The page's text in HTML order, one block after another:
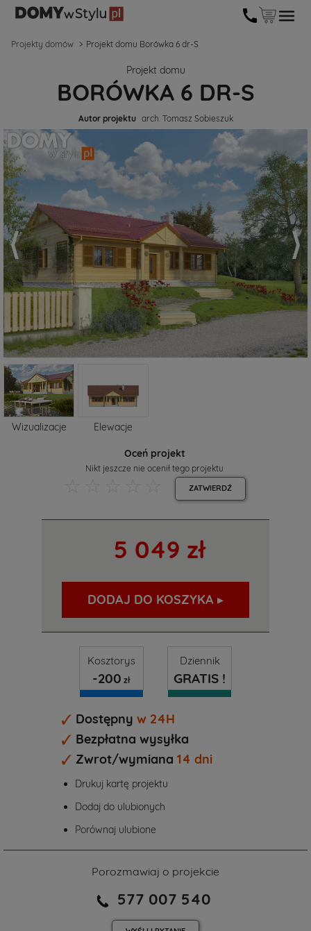
Projekty domów Projekt domu Borówka 6 dr-S
Projekt domu
BORÓWKA 6 DR-S
Autor projektu arch. Tomasz Sobieszuk
Wizualizacje Elewacje
Oceń projekt
Nikt jeszcze nie ocenił tego projektu
ZATWIERDŹ
5 049 zł
DODAJ DO KOSZYKA ▸
Kosztorys
-200 zł
Dziennik
GRATIS !
Dostępny w 24H
Bezpłatna wysyłka
Zwrot/wymiana 14 dni
Drukuj kartę projektu
Dodaj do ulubionych
Porównaj ulubione
Porozmawiaj o projekcie
577 007 540